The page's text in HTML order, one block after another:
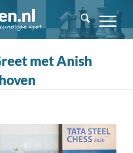
met Anish